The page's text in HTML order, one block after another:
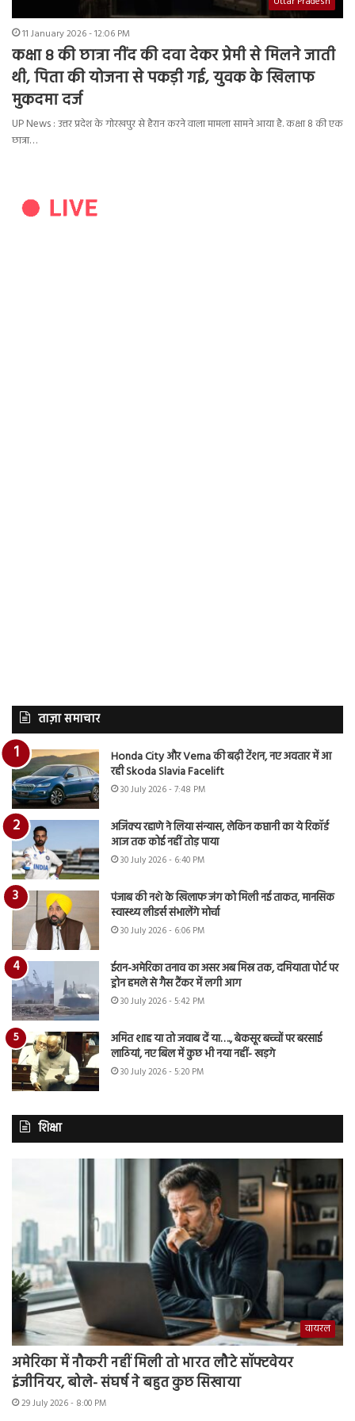
11 January 2026 - 12:06 PM
कक्षा 8 की छात्रा नींद की दवा देकर प्रेमी से मिलने जाती
थी, पिता की योजना से पकड़ी गई, युवक के खिलाफ
मुकदमा दर्ज
UP News : उत्तर प्रदेश के गोरखपुर से हैरान करने वाला मामला सामने आया है. कक्षा 8 की एक
छात्रा…
ताज़ा समाचार
Honda City और Verna की बढ़ी टेंशन, नए अवतार में आ
रही Skoda Slavia Facelift
30 July 2026 - 7:48 PM
अजिंक्य रहाणे ने लिया संन्यास, लेकिन कप्तानी का ये रिकॉर्ड
आज तक कोई नहीं तोड़ पाया
30 July 2026 - 6:40 PM
पंजाब की नशे के खिलाफ जंग को मिली नई ताकत, मानसिक
स्वास्थ्य लीडर्स संभालेंगे मोर्चा
30 July 2026 - 6:06 PM
ईरान-अमेरिका तनाव का असर अब मिस्र तक, दमियाता पोर्ट पर
ड्रोन हमले से गैस टैंकर में लगी आग
30 July 2026 - 5:42 PM
अमित शाह या तो जवाब दें या…., बेकसूर बच्चों पर बरसाई
लाठियां, नए बिल में कुछ भी नया नहीं- खड़गे
30 July 2026 - 5:20 PM
शिक्षा
वायरल
अमेरिका में नौकरी नहीं मिली तो भारत लौटे सॉफ्टवेयर
इंजीनियर, बोले- संघर्ष ने बहुत कुछ सिखाया
29 July 2026 - 8:00 PM